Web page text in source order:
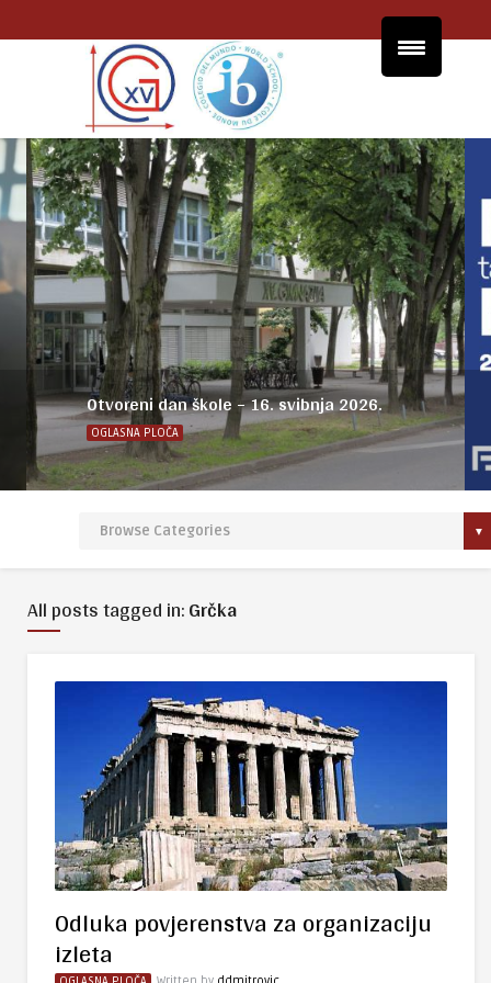
Otvoreni dan škole – 16. svibnja 2026.
OGLASNA PLOČA
All posts tagged in:Grčka
Odluka povjerenstva za organizaciju
izleta